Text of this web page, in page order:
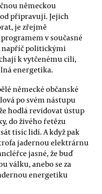
německou
připravují. Jejich
je zřejmě
v současné
napříč politickými
k vytčenému cíli,
energetika.
německé občanské
po svém nástupu
hodlá revidovat ústup
do živého řetězu
tisíc lidí. A když pak
jadernou elektrárnu
jasné, že buď
válku, anebo se za
energetiku